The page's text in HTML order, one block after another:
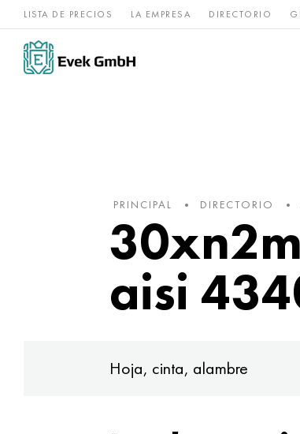
LISTA DE PRECIOS LA EMPRESA DIRECTORIO
Aleaciones de
níquel
acero
PRINCIPAL DIRECTORIO
aisi
Hoja, cinta, alambre